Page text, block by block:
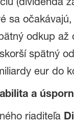
sa
odkup
spätný
eur do
a
riaditeľa